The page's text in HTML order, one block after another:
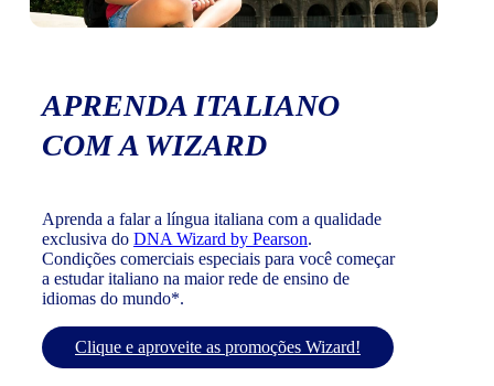
APRENDA ITALIANO
COM A WIZARD
Aprenda a falar a língua italiana com a qualidade
exclusiva do DNA Wizard by Pearson.
Condições comerciais especiais para você começar
a estudar italiano na maior rede de ensino de
idiomas do mundo*.
Clique e aproveite as promoções Wizard!